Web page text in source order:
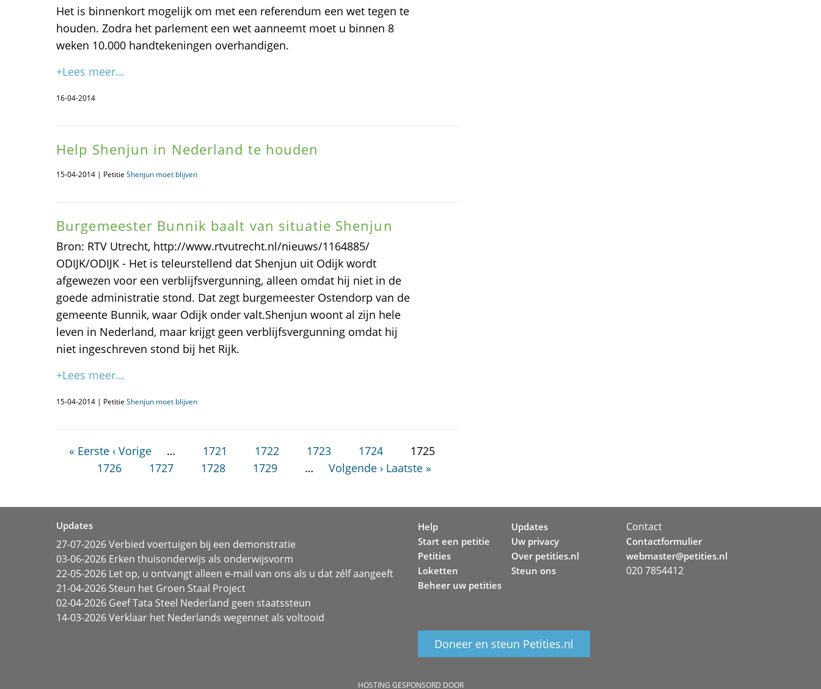
Het is binnenkort mogelijk om met een referendum een wet tegen te
houden. Zodra het parlement een wet aanneemt moet u binnen 8
weken 10.000 handtekeningen overhandigen.
+Lees meer...
16-04-2014
Help Shenjun in Nederland te houden
15-04-2014 | Petitie Shenjun moet blijven
Burgemeester Bunnik baalt van situatie Shenjun
Bron: RTV Utrecht, http://www.rtvutrecht.nl/nieuws/1164885/
ODIJK/ODIJK - Het is teleurstellend dat Shenjun uit Odijk wordt
afgewezen voor een verblijfsvergunning, alleen omdat hij niet in de
goede administratie stond. Dat zegt burgemeester Ostendorp van de
gemeente Bunnik, waar Odijk onder valt.Shenjun woont al zijn hele
leven in Nederland, maar krijgt geen verblijfsvergunning omdat hij
niet ingeschreven stond bij het Rijk.
+Lees meer...
15-04-2014 | Petitie Shenjun moet blijven
« Eerste ‹ Vorige … 1721 1722 1723 1724
1725
1726
1727 1728 1729 … Volgende › Laatste »
Updates
27-07-2026 Verbied voertuigen bij een demonstratie
03-06-2026 Erken thuisonderwijs als onderwijsvorm
22-05-2026 Let op, u ontvangt alleen e-mail van ons als u dat zélf aangeeft
21-04-2026 Steun het Groen Staal Project
02-04-2026 Geef Tata Steel Nederland geen staatssteun
14-03-2026 Verklaar het Nederlands wegennet als voltooid
Help
Start een petitie
Petities
Loketten
Beheer uw petities
Updates
Uw privacy
Over petities.nl
Steun ons
Doneer en steun Petities.nl
Contact
Contactformulier
webmaster@petities.nl
020 7854412
HOSTING GESPONSORD DOOR